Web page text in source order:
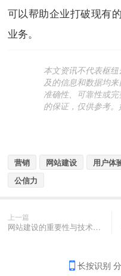
可以帮助企业打破现有
业务。
本文资讯不代表枢
及的信息和数据均
准确性、可靠性或
的保证，仅供参考
营销 网站建设 用户体
公信力
上一篇
网站建设的重要性与技术手段
长按识别